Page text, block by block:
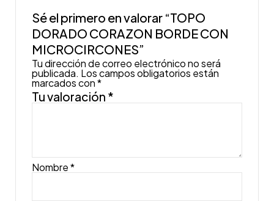
Sé el primero en valorar “TOPO
DORADO CORAZON BORDE CON
MICROCIRCONES”
Tu dirección de correo electrónico no será
publicada. Los campos obligatorios están
marcados con*
Tu valoración *
Nombre*